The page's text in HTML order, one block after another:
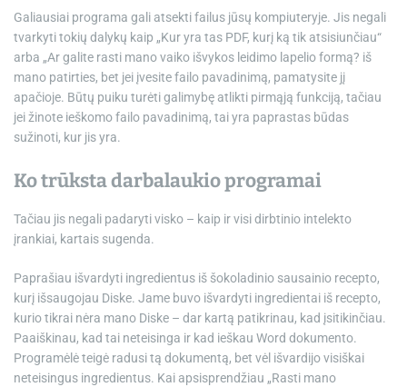
Galiausiai programa gali atsekti failus jūsų kompiuteryje. Jis negali
tvarkyti tokių dalykų kaip „Kur yra tas PDF, kurį ką tik atsisiunčiau“
arba „Ar galite rasti mano vaiko išvykos ​​leidimo lapelio formą? iš
mano patirties, bet jei įvesite failo pavadinimą, pamatysite jį
apačioje. Būtų puiku turėti galimybę atlikti pirmąją funkciją, tačiau
jei žinote ieškomo failo pavadinimą, tai yra paprastas būdas
sužinoti, kur jis yra.
Ko trūksta darbalaukio programai
Tačiau jis negali padaryti visko – kaip ir visi dirbtinio intelekto
įrankiai, kartais sugenda.
Paprašiau išvardyti ingredientus iš šokoladinio sausainio recepto,
kurį išsaugojau Diske. Jame buvo išvardyti ingredientai iš recepto,
kurio tikrai nėra mano Diske – dar kartą patikrinau, kad įsitikinčiau.
Paaiškinau, kad tai neteisinga ir kad ieškau Word dokumento.
Programėlė teigė radusi tą dokumentą, bet vėl išvardijo visiškai
neteisingus ingredientus. Kai apsisprendžiau „Rasti mano